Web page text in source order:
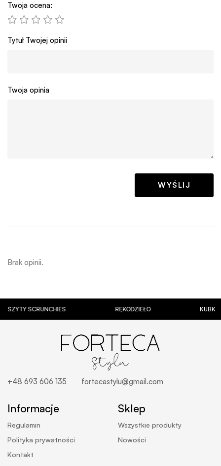
Twoja ocena:
Tytuł Twojej opinii
Twoja opinia
Brak opinii.
SCRUNCHIES RĘKODZIEŁO KUBKI Z
+48 693 606 135 fortecastylu@gmail.com
Informacje
Regulamin
Polityka prywatności
Kontakt
Sklep
Wszystkie produkty
Nowości